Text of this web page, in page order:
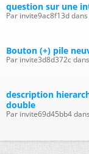
question sur une
Par invite9ac8f13d
Bouton (+) pile
Par invite3d8d372c
description
double
Par invite69d45bb4